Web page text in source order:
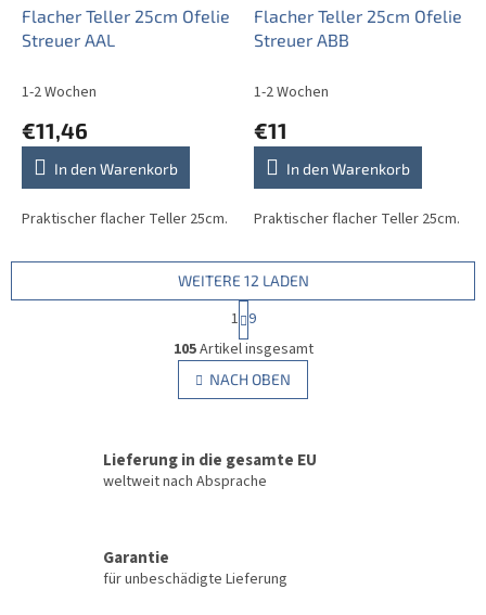
Flacher Teller 25cm Ofelie
Streuer AAL
1-2 Wochen
€11,46
In den Warenkorb
Praktischer flacher Teller 25cm.
Flacher Teller 25cm Ofelie
Streuer ABB
1-2 Wochen
€11
In den Warenkorb
Praktischer flacher Teller 25cm.
S
t
e
u
e
l
t
WEITERE 12 LADEN
P
a
g
i
n
i
u
n
g
1 9
105Artikel insgesamt
NACH OBEN
Lieferung in die gesamte EU
weltweit nach Absprache
Garantie
für unbeschädigte Lieferung